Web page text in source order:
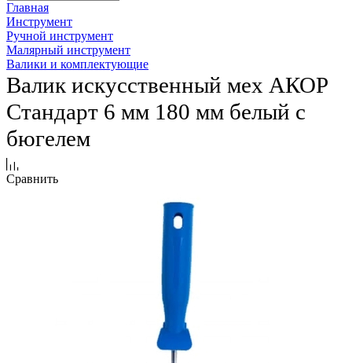
Главная
Инструмент
Ручной инструмент
Малярный инструмент
Валики и комплектующие
Валик искусственный мех АКОР
Стандарт 6 мм 180 мм белый с
бюгелем
Сравнить